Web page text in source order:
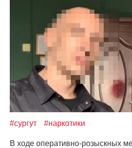
#сургут #наркотики
В ходе оперативно-розыскных